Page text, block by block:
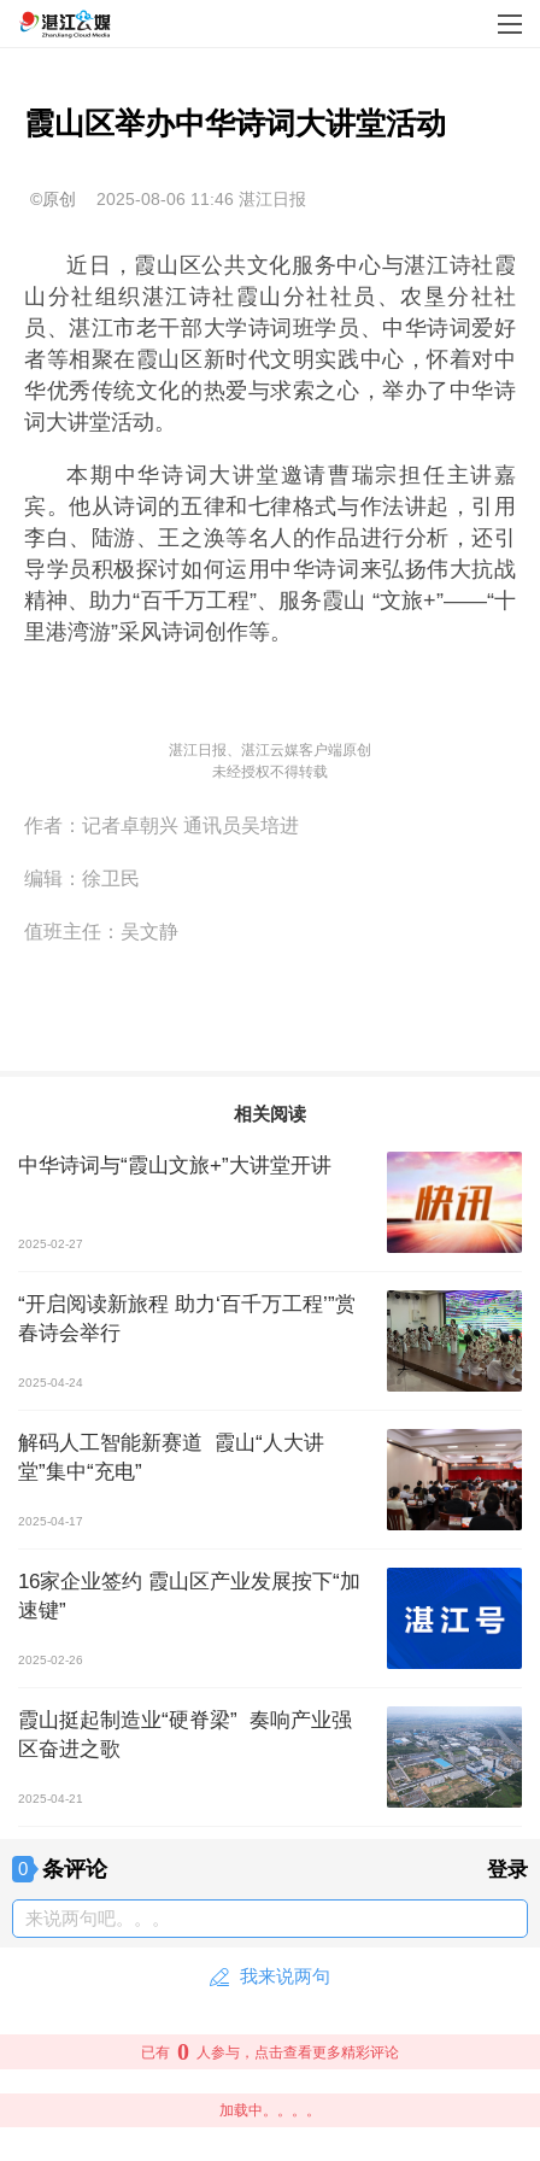
©原创 2025-08-06 11:46 湛江日报
近日，霞山区公共文化服务中心与湛江诗社霞
山分社组织湛江诗社霞山分社社员、农垦分社社
员、湛江市老干部大学诗词班学员、中华诗词爱好
者等相聚在霞山区新时代文明实践中心，怀着对中
华优秀传统文化的热爱与求索之心，举办了中华诗
词大讲堂活动。
本期中华诗词大讲堂邀请曹瑞宗担任主讲嘉
宾。他从诗词的五律和七律格式与作法讲起，引用
李白、陆游、王之涣等名人的作品进行分析，还引
导学员积极探讨如何运用中华诗词来弘扬伟大抗战
精神、助力“百千万工程”、服务霞山 “文旅+”——“十
里港湾游”采风诗词创作等。
湛江日报、湛江云媒客户端原创
未经授权不得转载
作者： 记者卓朝兴 通讯员吴培进
编辑： 徐卫民
值班主任： 吴文静
相关阅读
中华诗词与“霞山文旅+”大讲堂开讲
2025-02-27
​“开启阅读新旅程 助力‘百千万工程’”赏
春诗会举行
2025-04-24
解码人工智能新赛道 霞山“人大讲
堂”集中“充电”
2025-04-17
16家企业签约 霞山区产业发展按下“加
速键”
2025-02-26
霞山挺起制造业“硬脊梁” 奏响产业强
区奋进之歌
2025-04-21
0 条评论 登录
来说两句吧。。。
我来说两句
已有 0 人参与，点击查看更多精彩评论
加载中。。。。